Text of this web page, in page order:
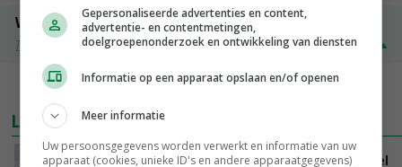
Volle melkpoeder
Zuivel NL
€ 345,00 € 20,00
MEER MARKTPRIJZEN
LAATSTE NIEUWS
ForFarmers groeit verder en ziet marktaandeel
Gepersonaliseerde advertenties en content,
advertentie- en contentmetingen,
doelgroepenonderzoek en ontwikkeling van diensten
Informatie op een apparaat opslaan en/of openen
Meer informatie
Uw persoonsgegevens worden verwerkt en informatie van uw
apparaat (cookies, unieke ID's en andere apparaatgegevens)